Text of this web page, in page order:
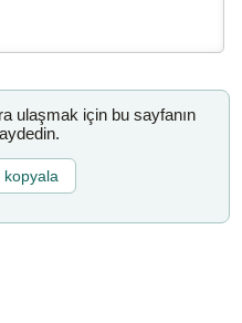
ulaşmak için bu sayfanın
kopyala